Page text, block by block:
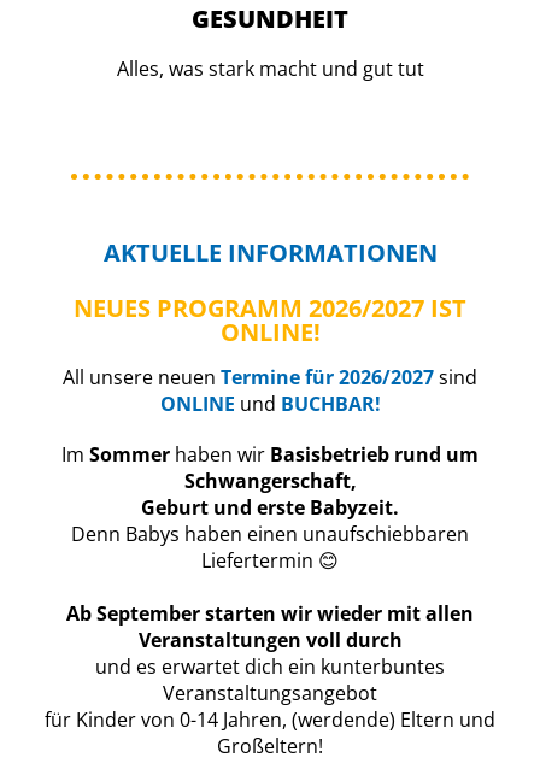
GESUNDHEIT
Alles, was stark macht und gut tut
AKTUELLE INFORMATIONEN
NEUES PROGRAMM 2026/2027 IST
ONLINE!
All unsere neuen Termine für 2026/2027sind
ONLINE und BUCHBAR!
Im Sommer haben wir Basisbetrieb rund um
Schwangerschaft,
Geburt und erste Babyzeit.
Denn Babys haben einen unaufschiebbaren
Liefertermin 😊
Ab September starten wir wieder mit allen
Veranstaltungen voll durch
und es erwartet dich ein kunterbuntes
Veranstaltungsangebot
für Kinder von 0-14 Jahren, (werdende) Eltern und
Großeltern!